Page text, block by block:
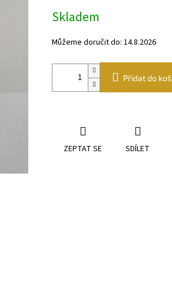
cena:
Skladem
Můžeme doručit do: 14.8.2026
Přidat do
ZEPTAT SE SDÍLET